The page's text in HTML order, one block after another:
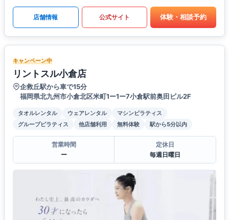
店舗情報 公式サイト 体験・相談予約
キャンペーン中
リントスル小倉店
企救丘駅から車で15分
福岡県北九州市小倉北区米町1ー1ー7小倉駅前奥田ビル2F
タオルレンタル ウェアレンタル
マシンピラティス
グループピラティス
他店舗利用 無料体験 駅から5分以内
営業時間
ー
定休日
毎週日曜日